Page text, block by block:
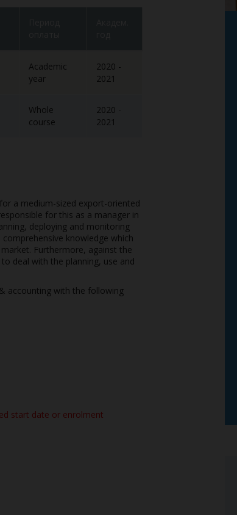
Academic
year
2020 -
2021
Whole
course
2020 -
2021
a medium-sized export-oriented
for this as a manager in
deploying and monitoring
knowledge which
Furthermore, against the
deal with the planning, use and
accounting with the following
start date or enrolment